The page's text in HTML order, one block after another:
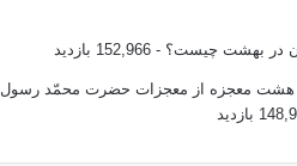
در بهشت چیست؟ - 152,966 بازدید
هشت معجزه از معجزات حضرت محمّد رسول